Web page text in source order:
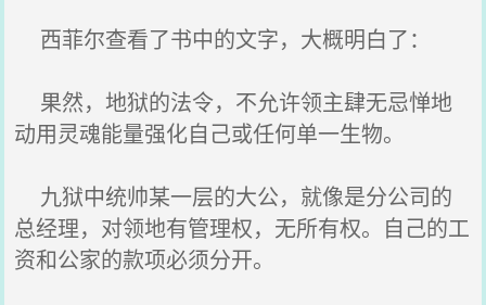
西菲尔查看了书中的文字，大概明白了：
果然，地狱的法令，不允许领主肆无忌惮地
动用灵魂能量强化自己或任何单一生物。
九狱中统帅某一层的大公，就像是分公司的
总经理，对领地有管理权，无所有权。自己的工
资和公家的款项必须分开。